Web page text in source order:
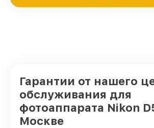
Гарантии от нашего
обслуживания для
фотоаппарата Nikon
Москве